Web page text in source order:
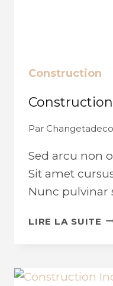
Construction
Par Changetadeco
Sed arcu non
Sit amet
Nunc pulvinar
LIRE LA SUITE